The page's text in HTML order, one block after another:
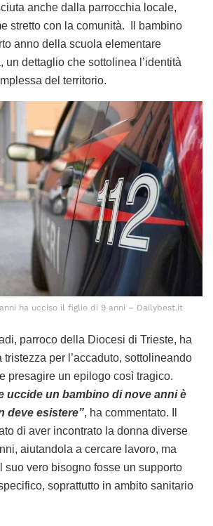
anche dalla parrocchia locale,
stretto con la comunità. Il bambino
anno della scuola elementare
un dettaglio che sottolinea l’identità
del territorio.
ha ucciso il figlio di 9 anni – Dailybest.it
parroco della Diocesi di Trieste, ha
per l’accaduto, sottolineando
presagire un epilogo così tragico.
uccide un bambino di nove anni è
deve esistere”, ha commentato. Il
di aver incontrato la donna diverse
aiutandola a cercare lavoro, ma
suo vero bisogno fosse un supporto
soprattutto in ambito sanitario